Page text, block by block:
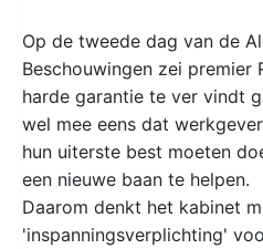
Op de tweede dag van de
Beschouwingen zei premier
harde garantie te ver vindt
wel mee eens dat
hun uiterste best moeten
een nieuwe baan te helpen.
Daarom denkt het kabinet
'inspanningsverplichting'